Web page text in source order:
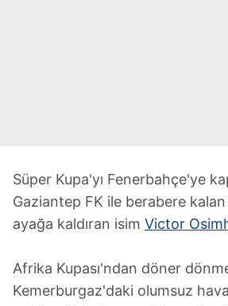
Süper Kupa'yı Fenerbahçe'ye
Gaziantep FK ile berabere kalan
ayağa kaldıran isim Victor
Afrika Kupası'ndan döner
Kemerburgaz'daki olumsuz